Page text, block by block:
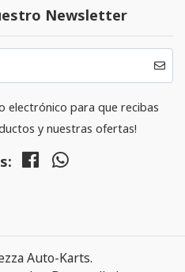
Newsletter
electrónico para que recibas
y nuestras ofertas!
Auto-Karts.